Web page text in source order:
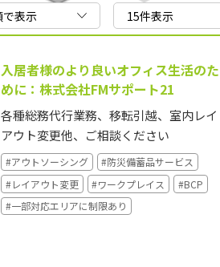
入居者様のより良いオフィス生活のた
めに：株式会社FMサポート21
各種総務代行業務、移転引越、室内レイ
アウト変更他、ご相談ください
#アウトソーシング
#防災備蓄品サービス
#レイアウト変更
#ワークプレイス
#BCP
#一部対応エリアに制限あり